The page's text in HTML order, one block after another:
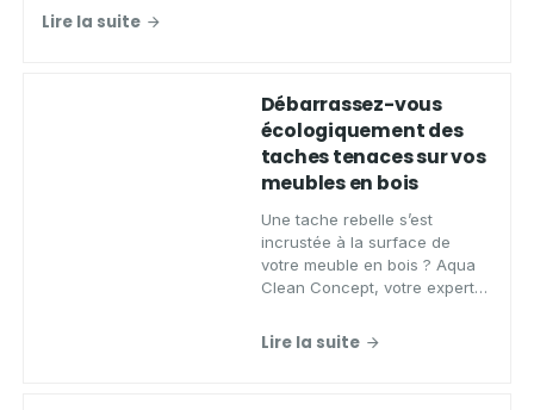
l’alternative aux produits
toxiques : les probiotiques. Cet
Lire la suite
Débarrassez-vous
écologiquement des
taches tenaces sur vos
meubles en bois
Une tache rebelle s’est
incrustée à la surface de
votre meuble en bois ? Aqua
Clean Concept, votre expert
solution pour vous en
Lire la suite